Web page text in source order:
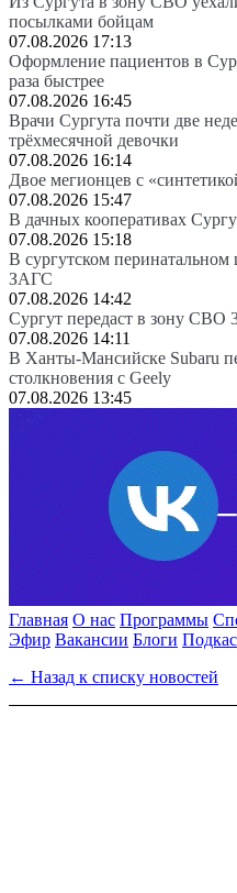
посылками бойцам
07.08.2026 17:13
Оформление пациентов в
раза быстрее
07.08.2026 16:45
Врачи Сургута почти две
трёхмесячной девочки
07.08.2026 16:14
Двое мегионцев с
07.08.2026 15:47
В дачных кооперативах
07.08.2026 15:18
В сургутском перинатальном
ЗАГС
07.08.2026 14:42
Сургут передаст в зону СВО
07.08.2026 14:11
В Ханты-Мансийске Subaru
столкновения с Geely
07.08.2026 13:45
Главная О нас Программы
Эфир Вакансии Блоги
← Назад к списку новостей